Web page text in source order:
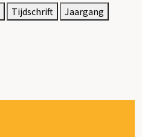
Tijdschrift
Jaargang